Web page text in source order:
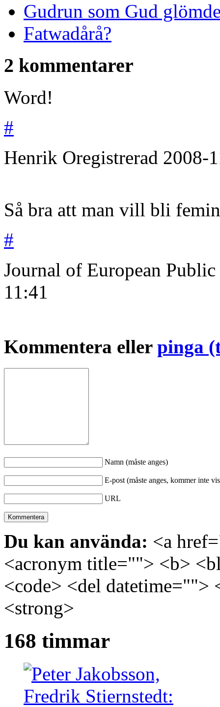
Gudrun som Gud
Fatwadårå?
2 kommentarer
Word!
#
Henrik Oregistrerad 2008-
Så bra att man vill bli
#
Journal of European
11:41
Kommentera eller pinga
Namn (måste anges)
E-post (måste anges, kommer inte
URL
Du kan använda: <a
<acronym title=""> <b>
<code> <del
<strong>
168 timmar